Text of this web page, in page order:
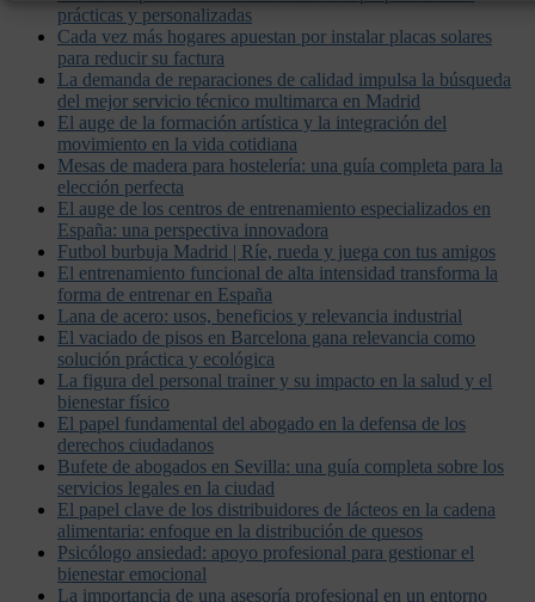
prácticas y personalizadas
Cada vez más hogares apuestan por instalar placas solares
para reducir su factura
La demanda de reparaciones de calidad impulsa la búsqueda
del mejor servicio técnico multimarca en Madrid
El auge de la formación artística y la integración del
movimiento en la vida cotidiana
Mesas de madera para hostelería: una guía completa para la
elección perfecta
El auge de los centros de entrenamiento especializados en
España: una perspectiva innovadora
Futbol burbuja Madrid | Ríe, rueda y juega con tus amigos
El entrenamiento funcional de alta intensidad transforma la
forma de entrenar en España
Lana de acero: usos, beneficios y relevancia industrial
El vaciado de pisos en Barcelona gana relevancia como
solución práctica y ecológica
La figura del personal trainer y su impacto en la salud y el
bienestar físico
El papel fundamental del abogado en la defensa de los
derechos ciudadanos
Bufete de abogados en Sevilla: una guía completa sobre los
servicios legales en la ciudad
El papel clave de los distribuidores de lácteos en la cadena
alimentaria: enfoque en la distribución de quesos
Psicólogo ansiedad: apoyo profesional para gestionar el
bienestar emocional
La importancia de una asesoría profesional en un entorno